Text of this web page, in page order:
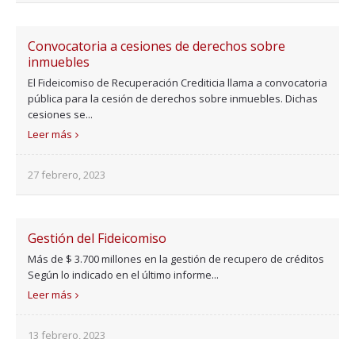
Convocatoria a cesiones de derechos sobre
inmuebles
El Fideicomiso de Recuperación Crediticia llama a convocatoria
pública para la cesión de derechos sobre inmuebles. Dichas
cesiones se...
Leer más
27 febrero, 2023
Gestión del Fideicomiso
Más de $ 3.700 millones en la gestión de recupero de créditos
Según lo indicado en el último informe...
Leer más
13 febrero, 2023